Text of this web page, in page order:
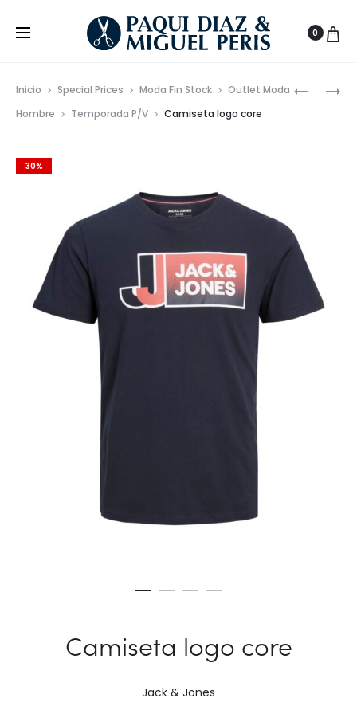
0
TRAJE
Inicio Special Prices Moda Fin Stock
Outlet Moda
Hombre
Temporada P/V Camiseta logo core
30%
Camiseta logo core
Jack & Jones